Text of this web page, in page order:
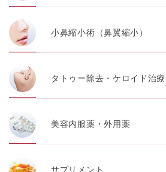
小鼻縮小術（鼻翼縮小）
タトゥー除去・ケロイド治療
美容内服薬・外用薬
サプリメント